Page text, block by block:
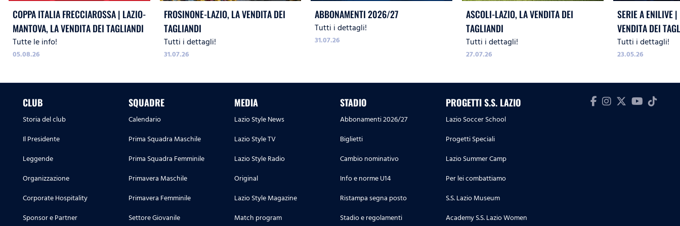
COPPA ITALIA FRECCIAROSSA | LAZIO-
MANTOVA, LA VENDITA DEI TAGLIANDI
Tutte le info!
05.08.26
FROSINONE-LAZIO, LA VENDITA DEI
TAGLIANDI
Tutti i dettagli!
31.07.26
ABBONAMENTI 2026/27
Tutti i dettagli!
31.07.26
ASCOLI-LAZIO, LA VENDITA DEI
TAGLIANDI
Tutti i dettagli!
27.07.26
SERIE A ENILIVE
VENDITA DEI
Tutti i dettagli!
23.05.26
CLUB
Storia del club
Il Presidente
Leggende
Organizzazione
Corporate Hospitality
Sponsor e Partner
SQUADRE
Calendario
Prima Squadra Maschile
Prima Squadra Femminile
Primavera Maschile
Primavera Femminile
Settore Giovanile
MEDIA
Lazio Style News
Lazio Style TV
Lazio Style Radio
Original
Lazio Style Magazine
Match program
STADIO
Abbonamenti 2026/27
Biglietti
Cambio nominativo
Info e norme U14
Ristampa segna posto
Stadio e regolamenti
PROGETTI S.S. LAZIO
Lazio Soccer School
Progetti Speciali
Lazio Summer Camp
Per lei combattiamo
S.S. Lazio Museum
Academy S.S. Lazio Women